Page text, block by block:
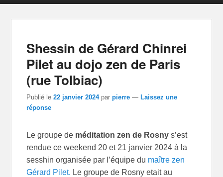
articles
Shessin de Gérard Chinrei
Pilet au dojo zen de Paris
(rue Tolbiac)
Publié le22 janvier 2024 parpierre —Laissez une
réponse
Le groupe de méditation zen de Rosny s’est
rendue ce weekend 20 et 21 janvier 2024 à la
sesshin organisée par l’équipe du maître zen
Gérard Pilet. Le groupe de Rosny etait au